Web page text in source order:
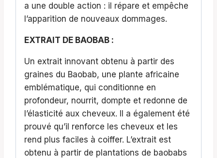
a une double action : il répare et empêche
l’apparition de nouveaux dommages.​
EXTRAIT DE BAOBAB :
Un extrait innovant obtenu à partir des
graines du Baobab, une plante africaine
emblématique, qui conditionne en
profondeur, nourrit, dompte et redonne de
l’élasticité aux cheveux. Il a également été
prouvé qu’il renforce les cheveux et les
rend plus faciles à coiffer. L’extrait est
obtenu à partir de plantations de baobabs